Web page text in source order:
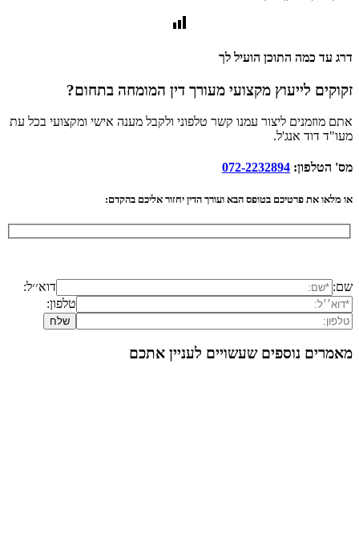
דרג עד כמה התוכן הועיל לך
זקוקים לייעוץ מקצועי מעורך דין המומחה בתחום?
אתם מוזמנים ליצור עמנו קשר טלפוני ולקבל מענה אישי ומקצועי בכל עת
מעו"ד דוד אנג'ל.
מס' הטלפון: 072-2232894
או מלאו את פרטיכם בטופס הבא ועורך הדין יחזור אליכם בהקדם:
שם:
דוא׳׳ל:
טלפון:
מאמרים נוספים שעשויים לעניין אתכם